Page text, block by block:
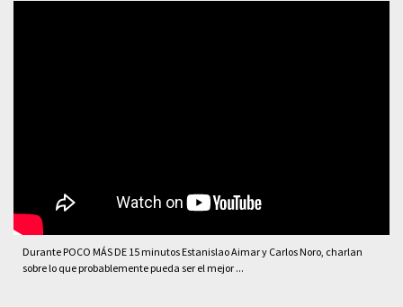
Durante POCO MÁS DE 15 minutos Estanislao Aimar y Carlos Noro, charlan
sobre lo que probablemente pueda ser el mejor ...